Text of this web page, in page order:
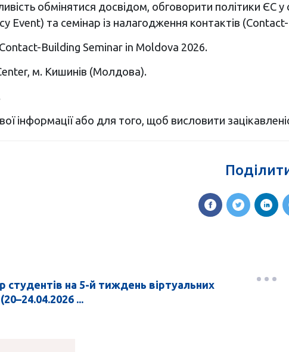
обмінятися досвідом, обговорити політики ЄС
Event) та семінар із налагодження контактів
Building Seminar in Moldova 2026.
м. Кишинів (Молдова).
інформації або для того, щоб висловити
студентів на 5-й тиждень віртуальних
...